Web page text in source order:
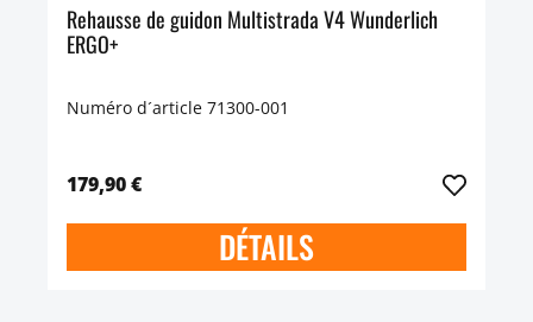
Rehausse de guidon Multistrada V4 Wunderlich
ERGO+
Numéro d´article 71300-001
179,90 €
DÉTAILS